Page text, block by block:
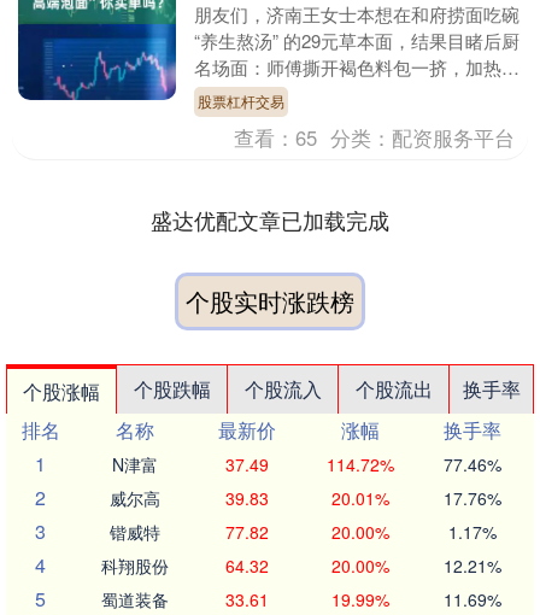
朋友们，济南王女士本想在和府捞面吃碗
“养生熬汤” 的29元草本面，结果目睹后厨
名场面：师傅撕开褐色料包一挤，加热水
一冲，光速出锅！合着只有面条是现煮
的？这哪是....
股票杠杆交易
查看：65 分类： 配资服务平台
盛达优配文章已加载完成
个股实时涨跌榜
个股涨幅 个股跌幅 个股流入 个股流出
换手率
排名
名称 最新价 涨幅
换手率
1
N津富 37.49 114.72% 77.46%
2 威尔高 39.83 20.01% 17.76%
3 锴威特 77.82 20.00% 1.17%
4 科翔股份 64.32 20.00% 12.21%
5 蜀道装备 33.61 19.99% 11.69%